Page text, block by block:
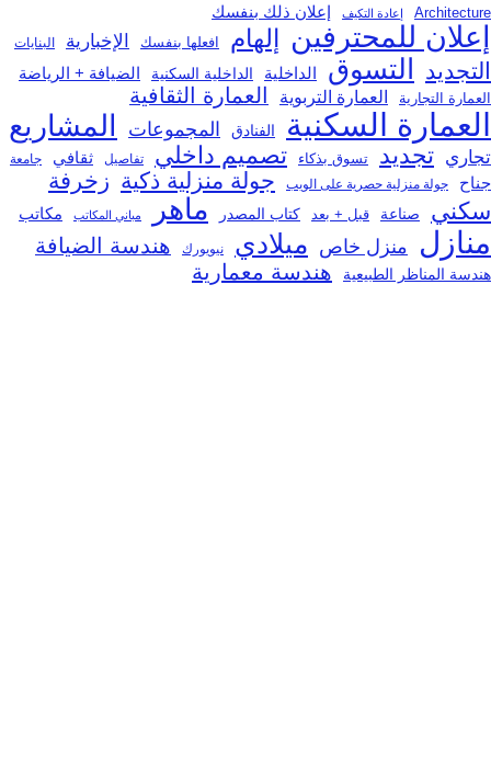
Architecture إعادة التكيف إعلان ذلك بنفسك
إعلان للمحترفين إلهام افعلها بنفسك الإخبارية البنايات
التجديد التسوق الداخلية الداخلية السكنية الضيافة + الرياضة
العمارة التجارية العمارة التربوية العمارة الثقافية
العمارة السكنية الفنادق المجموعات المشاريع
تجاري تجديد تسوق بذكاء تصميم داخلي تفاصيل ثقافي جامعة
جناح جولة منزلية حصرية على الويب جولة منزلية ذكية زخرفة
سكني صناعة قبل + بعد كتاب المصدر ماهر مباني المكاتب مكاتب
منازل منزل خاص ميلادي نيويورك هندسة الضيافة
هندسة المناظر الطبيعية هندسة معمارية